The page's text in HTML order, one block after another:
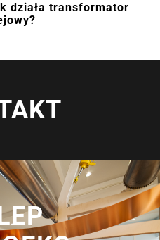
działa transformator